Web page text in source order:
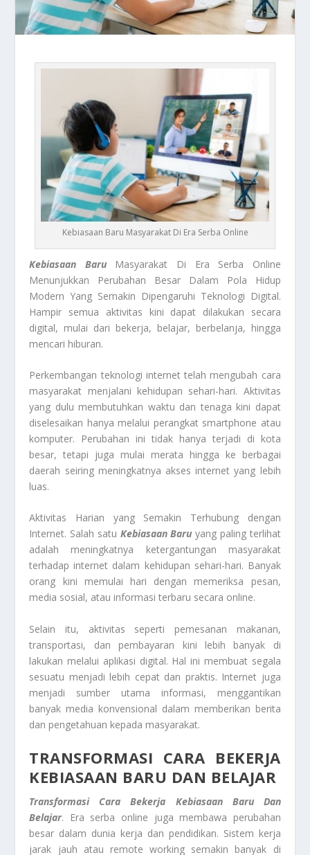
Kebiasaan Baru Masyarakat Di Era Serba Online
Kebiasaan BaruMasyarakat Di Era Serba Online
Menunjukkan Perubahan Besar Dalam Pola Hidup
Modern Yang Semakin Dipengaruhi Teknologi Digital.
Hampir semua aktivitas kini dapat dilakukan secara
digital, mulai dari bekerja, belajar, berbelanja, hingga
mencari hiburan.
Perkembangan teknologi internet telah mengubah cara
masyarakat menjalani kehidupan sehari-hari. Aktivitas
yang dulu membutuhkan waktu dan tenaga kini dapat
diselesaikan hanya melalui perangkat smartphone atau
komputer. Perubahan ini tidak hanya terjadi di kota
besar, tetapi juga mulai merata hingga ke berbagai
daerah seiring meningkatnya akses internet yang lebih
luas.
Aktivitas Harian yang Semakin Terhubung dengan
Internet. Salah satu Kebiasaan Baru yang paling terlihat
adalah meningkatnya ketergantungan masyarakat
terhadap internet dalam kehidupan sehari-hari. Banyak
orang kini memulai hari dengan memeriksa pesan,
media sosial, atau informasi terbaru secara online.
Selain itu, aktivitas seperti pemesanan makanan,
transportasi, dan pembayaran kini lebih banyak di
lakukan melalui aplikasi digital. Hal ini membuat segala
sesuatu menjadi lebih cepat dan praktis. Internet juga
menjadi sumber utama informasi, menggantikan
banyak media konvensional dalam memberikan berita
dan pengetahuan kepada masyarakat.
TRANSFORMASI CARA BEKERJA
KEBIASAAN BARU DAN BELAJAR
Transformasi Cara Bekerja Kebiasaan Baru Dan
Belajar. Era serba online juga membawa perubahan
besar dalam dunia kerja dan pendidikan. Sistem kerja
jarak jauh atau remote working semakin banyak di